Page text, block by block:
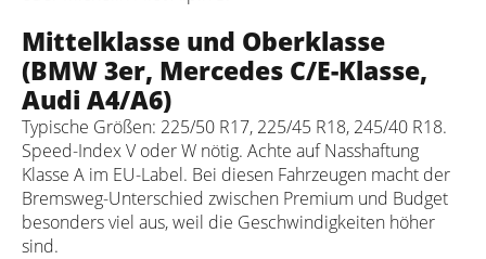
Mittelklasse und Oberklasse
(BMW 3er, Mercedes C/E-Klasse,
Audi A4/A6)
Typische Größen: 225/50 R17, 225/45 R18, 245/40 R18.
Speed-Index V oder W nötig. Achte auf Nasshaftung
Klasse A im EU-Label. Bei diesen Fahrzeugen macht der
Bremsweg-Unterschied zwischen Premium und Budget
besonders viel aus, weil die Geschwindigkeiten höher
sind.